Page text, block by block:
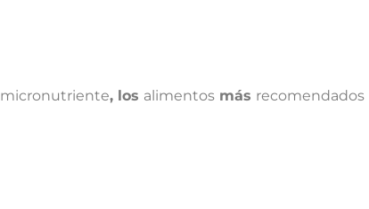
micronutriente, los alimentos más recomendados